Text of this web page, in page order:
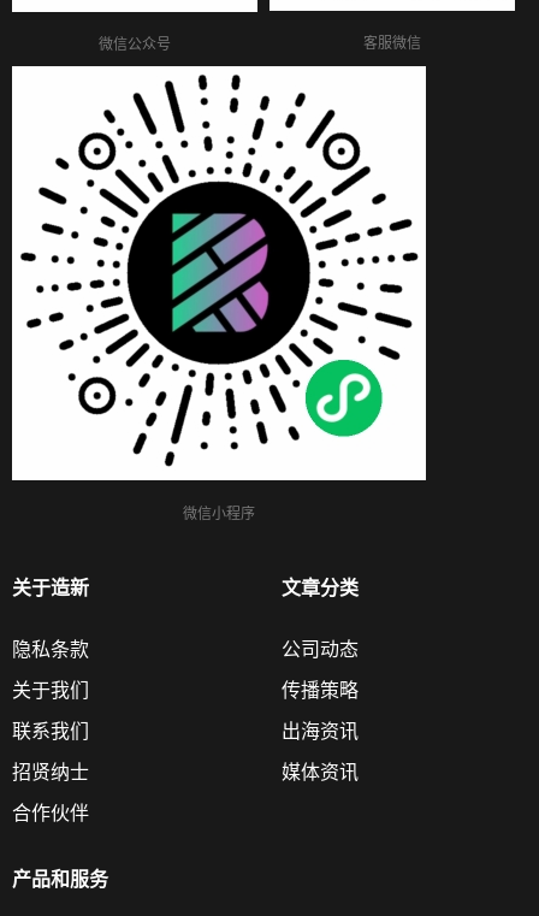
微信公众号 客服微信
微信小程序
关于造新
隐私条款
关于我们
联系我们
招贤纳士
合作伙伴
文章分类
公司动态
传播策略
出海资讯
媒体资讯
产品和服务